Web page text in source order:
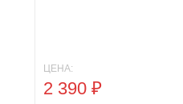
ЦЕНА:
2 390 ₽